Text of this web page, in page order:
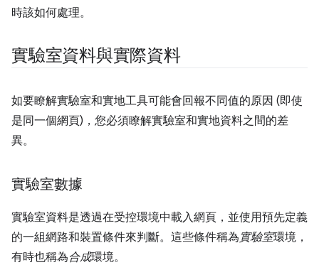
時該如何處理。
實驗室資料與實際資料
如要瞭解實驗室和實地工具可能會回報不同值的原因 (即使
是同一個網頁)，您必須瞭解實驗室和實地資料之間的差
異。
實驗室數據
實驗室資料是透過在受控環境中載入網頁，並使用預先定義
的一組網路和裝置條件來判斷。這些條件稱為實驗室環境，
有時也稱為合成環境。